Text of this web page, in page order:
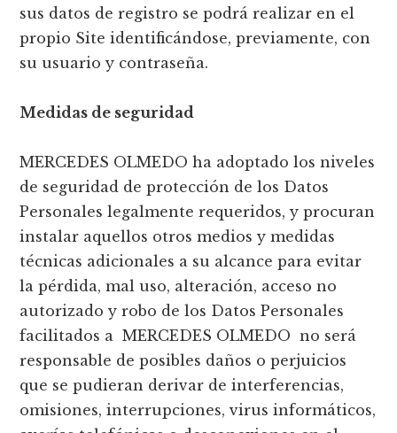
sus datos de registro se podrá realizar en el
propio Site identificándose, previamente, con
su usuario y contraseña.
Medidas de seguridad
MERCEDES OLMEDO ha adoptado los niveles
de seguridad de protección de los Datos
Personales legalmente requeridos, y procuran
instalar aquellos otros medios y medidas
técnicas adicionales a su alcance para evitar
la pérdida, mal uso, alteración, acceso no
autorizado y robo de los Datos Personales
facilitados a MERCEDES OLMEDO no será
responsable de posibles daños o perjuicios
que se pudieran derivar de interferencias,
omisiones, interrupciones, virus informáticos,